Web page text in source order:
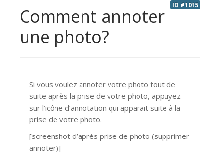
ID #1015
Comment annoter
une photo?
Si vous voulez annoter votre photo tout de
suite après la prise de votre photo, appuyez
sur l’icône d’annotation qui apparait suite à la
prise de votre photo.
[screenshot d’après prise de photo (supprimer
annoter)]